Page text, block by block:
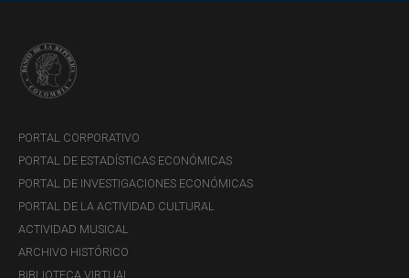
3. Posición de inversión internacional
(PII)
Al final de marzo de 2026, Colombia registró una posición
PORTAL CORPORATIVO
PORTAL DE ESTADÍSTICAS ECONÓMICAS
PORTAL DE INVESTIGACIONES ECONÓMICAS
PORTAL DE LA ACTIVIDAD CULTURAL
ACTIVIDAD MUSICAL
ARCHIVO HISTÓRICO
BIBLIOTECA VIRTUAL